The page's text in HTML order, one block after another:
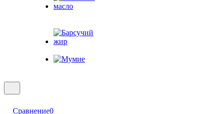
Сравнение0